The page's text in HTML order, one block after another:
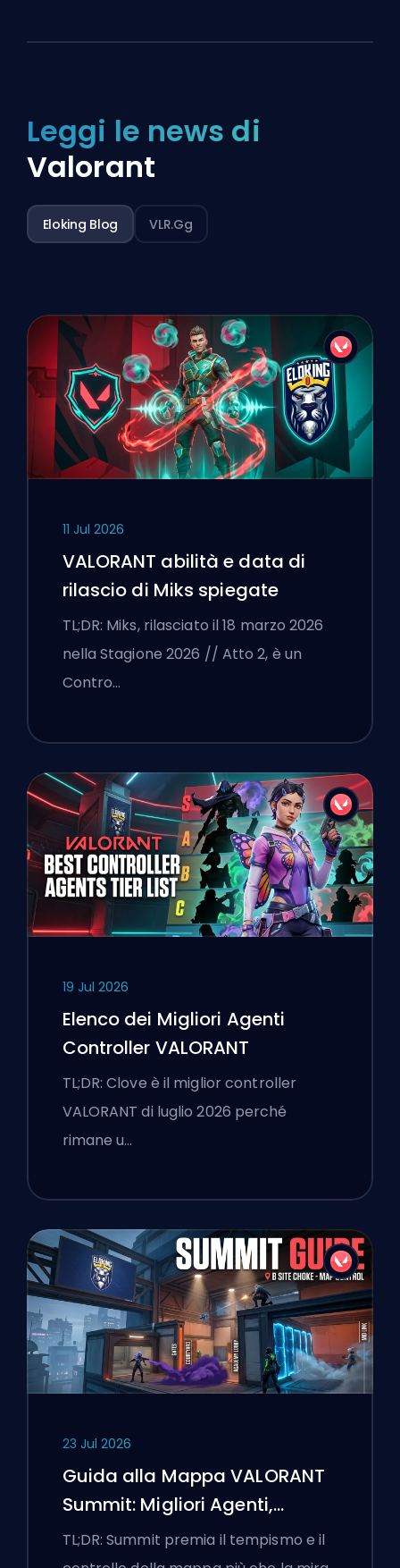
Leggi le news di
Valorant
Eloking Blog VLR.gg
11 Jul 2026
VALORANT abilità e data di
rilascio di Miks spiegate
TL;DR: Miks, rilasciato il 18 marzo 2026
nella Stagione 2026 // Atto 2, è un
Contro…
19 Jul 2026
Elenco dei Migliori Agenti
Controller VALORANT
TL;DR: Clove è il miglior controller
VALORANT di luglio 2026 perché
rimane u…
23 Jul 2026
Guida alla Mappa VALORANT
Summit: Migliori Agenti,
Chiamate e Fumogeni
TL;DR: Summit premia il tempismo e il